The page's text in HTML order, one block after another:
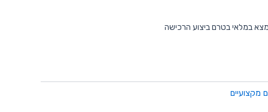
במלאי בטרם ביצוע הרכישה
מקצועיים